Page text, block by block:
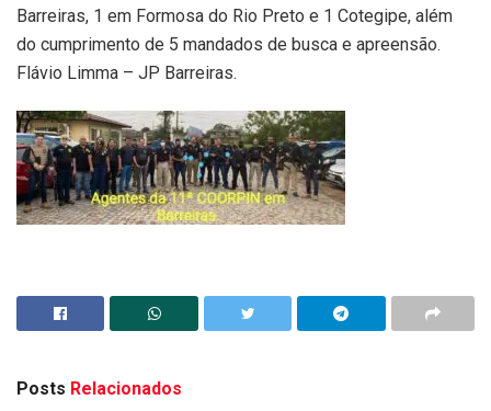
Barreiras, 1 em Formosa do Rio Preto e 1 Cotegipe, além
do cumprimento de 5 mandados de busca e apreensão.
Flávio Limma – JP Barreiras.
Posts Relacionados